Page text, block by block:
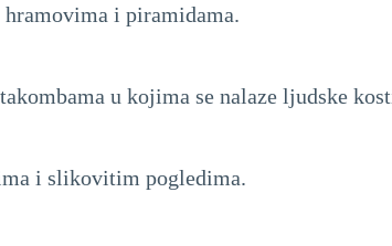
i piramidama.
u kojima se nalaze ljudske
i slikovitim pogledima.